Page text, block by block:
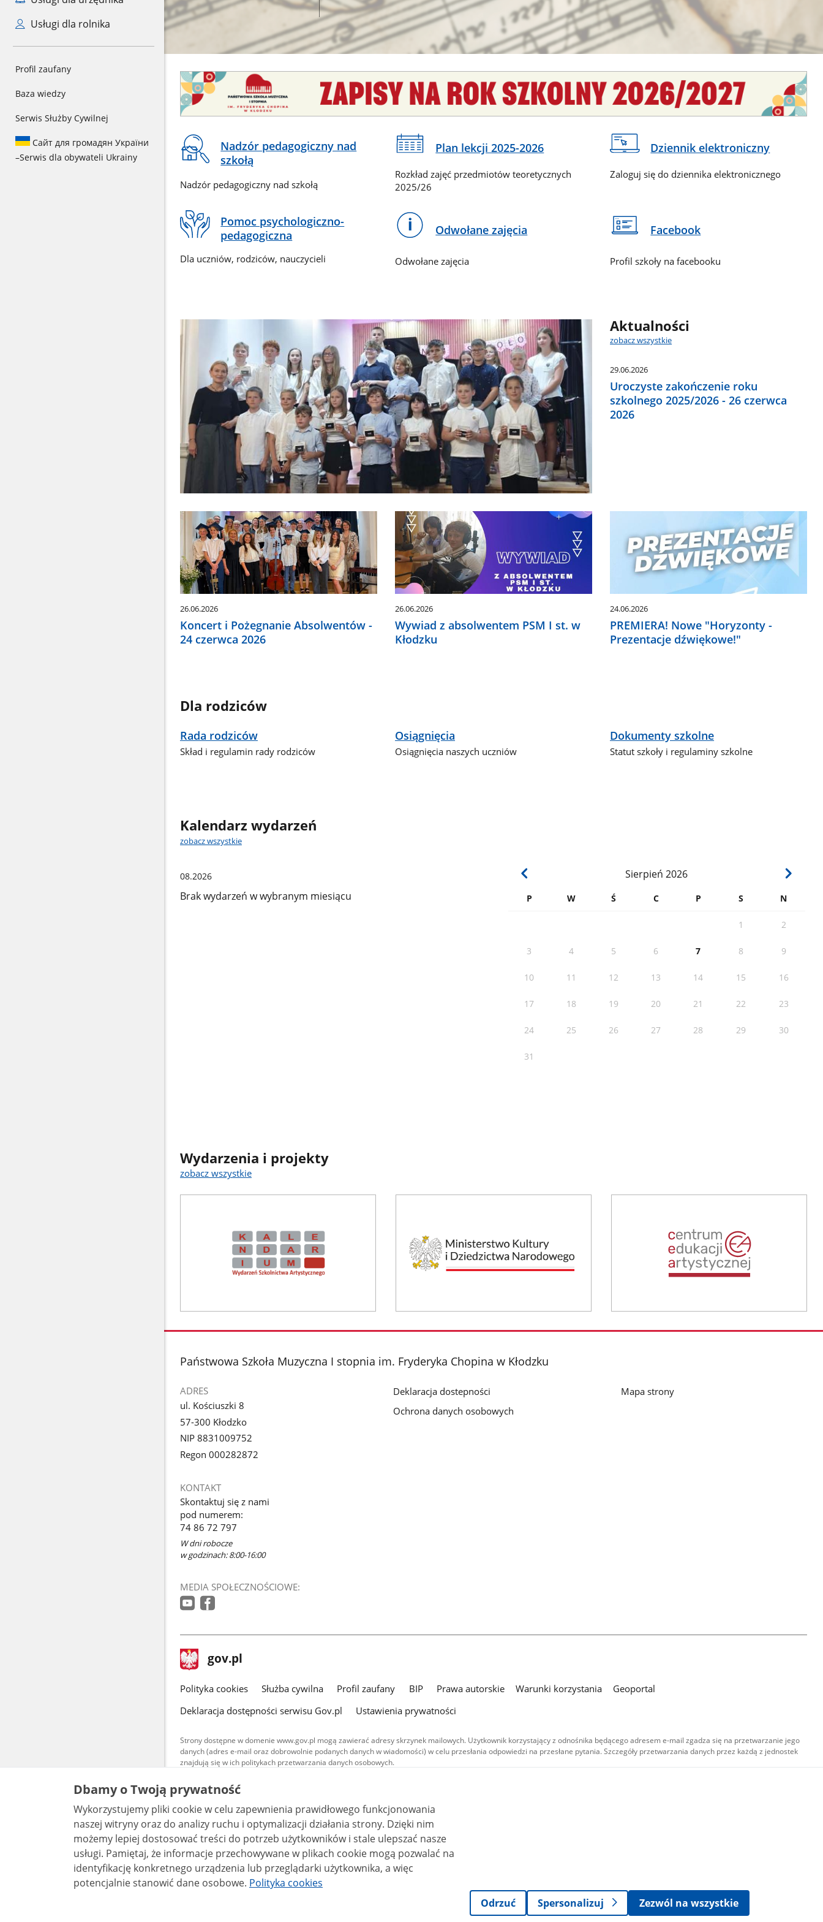
Usługi dla rolnika
Profil zaufany
Baza wiedzy
Serwis Służby Cywilnej
Сайт для громадян України
–Serwis dla obywateli Ukrainy
do
sekcji
Banner
Baner
reklamowy
Baner
reklamowy
Baner
reklamowy
Baner
reklamowy
Na
skróty
Nadzór pedagogiczny nad
szkołą
Nadzór pedagogiczny nad szkołą
Plan lekcji 2025-2026
Rozkład zajęć przedmiotów teoretycznych
2025/26
Dziennik elektroniczny
Zaloguj się do dziennika elektronicznego
Pomoc psychologiczno-
pedagogiczna
Dla uczniów, rodziców, nauczycieli
Odwołane zajęcia
Odwołane zajęcia
Facebook
Profil szkoły na facebooku
Aktualności
zobacz wszystkie
29.06.2026
Uroczyste zakończenie roku
szkolnego 2025/2026 - 26 czerwca
2026
26.06.2026
Koncert i Pożegnanie Absolwentów -
24 czerwca 2026
26.06.2026
Wywiad z absolwentem PSM I st. w
Kłodzku
24.06.2026
PREMIERA! Nowe "Horyzonty -
Prezentacje dźwiękowe!"
Dla rodziców
Rada rodziców
Skład i regulamin rady rodziców
Osiągnięcia
Osiągnięcia naszych uczniów
Dokumenty szkolne
Statut szkoły i regulaminy szkolne
Kalendarz wydarzeń
zobacz wszystkie
Sierpień 2026
P W Ś C P S N
1 2
3 4 5 6 7 8 9
10 11 12 13 14 15 16
17 18 19 20 21 22 23
24 25 26 27 28 29 30
31
08.2026
Brak wydarzeń w wybranym miesiącu
Wydarzenia i projekty
zobacz wszystkie
stopka
Państwowa Szkoła Muzyczna I stopnia im. Fryderyka Chopina w Kłodzku
ADRES
ul. Kościuszki 8
57-300 Kłodzko
NIP 8831009752
Regon 000282872
KONTAKT
Skontaktuj się z nami
pod numerem:
74 86 72 797
W dni robocze
w godzinach: 8:00-16:00
MEDIA SPOŁECZNOŚCIOWE:
Deklaracja dostepności
Ochrona danych osobowych
Mapa strony
stopka
gov.pl Strona
gov.pl
gov.pl
Polityka cookies Służba cywilna Profil zaufany BIP Prawa autorskie Warunki korzystania
Geoportal
Deklaracja dostępności serwisu Gov.pl
Ustawienia prywatności
Strony dostępne w domenie www.gov.pl mogą zawierać adresy skrzynek mailowych. Użytkownik korzystający z odnośnika będącego adresem e-mail zgadza się na przetwarzanie jego
danych (adres e-mail oraz dobrowolnie podanych danych w wiadomości) w celu przesłania odpowiedzi na przesłane pytania. Szczegóły przetwarzania danych przez każdą z jednostek
znajdują się w ich politykach przetwarzania danych osobowych.
Treści tekstowe publikowane w serwisie (z wyłączeniem treści audiowizualnych), są
udostępniane na licencji typu Creative Commons: uznanie autorstwa - na tych samych
warunkach 4.0 (CC BY-SA 4.0). Materiały audiowizualne, w tym zdjęcia, materiały audio i wideo,
są udostępniane na licencji typu Creative Commons: uznanie autorstwa użycie niekomercyjne -
bez utworów zależnych 4.0 (CC BY-NC-ND 4.0), o ile nie jest to stwierdzone inaczej.
Dbamy o Twoją prywatność
Wykorzystujemy pliki cookie w celu zapewnienia prawidłowego funkcjonowania
naszej witryny oraz do analizy ruchu i optymalizacji działania strony. Dzięki nim
możemy lepiej dostosować treści do potrzeb użytkowników i stale ulepszać nasze
usługi. Pamiętaj, że informacje przechowywane w plikach cookie mogą pozwalać na
identyfikację konkretnego urządzenia lub przeglądarki użytkownika, a więc
potencjalnie stanowić dane osobowe. Polityka cookies
Odrzuć
Spersonalizuj Zezwól na wszystkie